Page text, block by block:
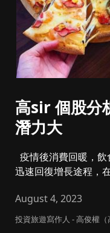
高sir 個股分
潛力大
迅速回復增長途程，
August 4, 2023
投資旅遊寫作人 - 高俊權（